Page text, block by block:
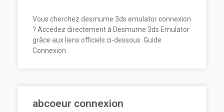
Vous cherchez desmume 3ds emulator connexion
? Accédez directement à Desmume 3ds Emulator
grâce aux liens officiels ci-dessous. Guide
Connexion
abcoeur connexion